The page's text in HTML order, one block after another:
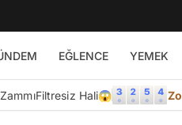
EĞLENCE YEMEK
Filtresiz Hali😱